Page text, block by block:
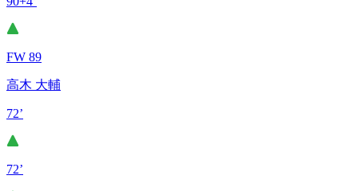
FW 89
高木 大輔
72’
72’